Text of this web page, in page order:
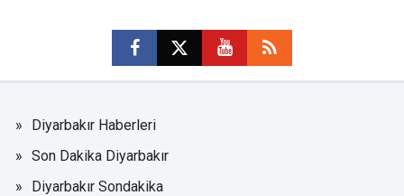
Diyarbakır Haberleri
Son Dakika Diyarbakır
Diyarbakır Sondakika